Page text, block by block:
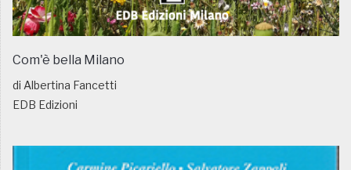
Com'è bella Milano
di Albertina Fancetti
EDB Edizioni